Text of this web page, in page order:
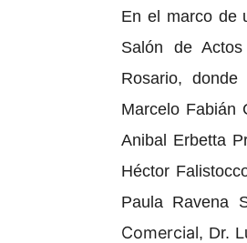
En el marco de
Salón de
Rosario,
Marcelo Fabián
Anibal Erbetta
Héctor
Paula Ravena
Comercial, Dr.